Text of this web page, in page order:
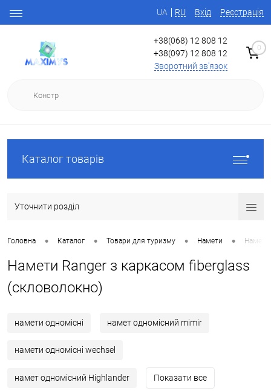
UA RU Вхід Реєстрація
+38(068) 12 808 12
+38(097) 12 808 12
Зворотний зв'язок
0
Каталог товарів
Уточнити розділ
Головна • Каталог • Товари для туризму • Намети •
Намети Ranger з каркасом fiberglass
(скловолокно)
намети одномісні намет одномісний mimir
намети одномісні wechsel
намет одномісний Highlander Показати все